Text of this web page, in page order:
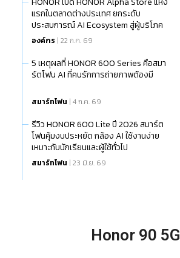
แรกในตลาดต่างประเทศ ยกระดับ
ประสบการณ์ AI Ecosystem สู่ผู้บริโภค
ไทย
องค์กร | 22 ก.ค. 69
5 เหตุผลที่ HONOR 600 Series คือสมา
ร์ตโฟน AI ที่คนรักการถ่ายภาพต้องมี
สมาร์ทโฟน | 4 ก.ค. 69
รีวิว HONOR 600 Lite ปี 2026 สมาร์ต
โฟนคุ้มงบประหยัด กล้อง AI ใช้งานง่าย
เหมาะกับนักเรียนและผู้ใช้ทั่วไป
สมาร์ทโฟน | 23 มิ.ย. 69
Honor 90 5G